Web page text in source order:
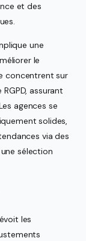
et des
une
le
concentrent sur
assurant
agences se
solides,
via des
sélection
les